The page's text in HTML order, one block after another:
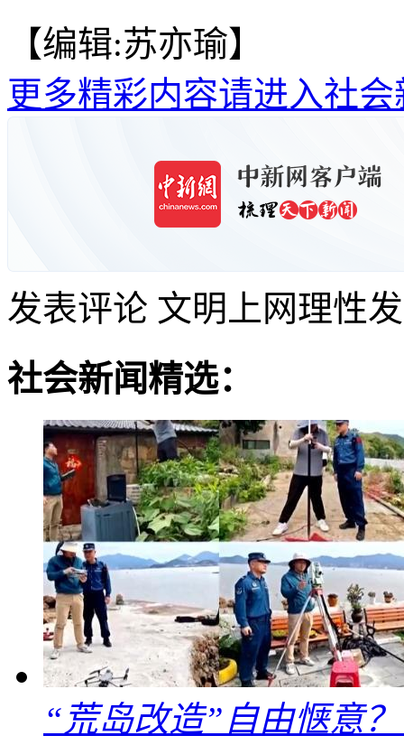
【编辑:苏亦瑜】
更多精彩内容请进入社会
发表评论 文明上网理性
社会新闻精选：
“荒岛改造”自由惬意